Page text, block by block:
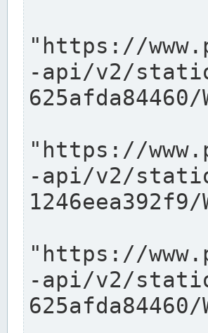
"https://
-api/v2/
"https://
-api/v2/
"https://
-api/v2/